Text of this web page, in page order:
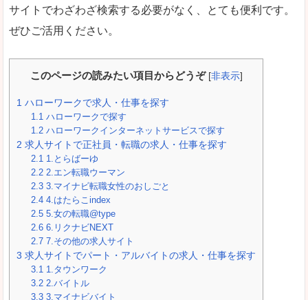
サイトでわざわざ検索する必要がなく、とても便利です。
ぜひご活用ください。
このページの読みたい項目からどうぞ [非表示]
1 ハローワークで求人・仕事を探す
1.1 ハローワークで探す
1.2 ハローワークインターネットサービスで探す
2 求人サイトで正社員・転職の求人・仕事を探す
2.1 1.とらばーゆ
2.2 2.エン転職ウーマン
2.3 3.マイナビ転職女性のおしごと
2.4 4.はたらこindex
2.5 5.女の転職@type
2.6 6.リクナビNEXT
2.7 7.その他の求人サイト
3 求人サイトでパート・アルバイトの求人・仕事を探す
3.1 1.タウンワーク
3.2 2.バイトル
3.3 3.マイナビバイト